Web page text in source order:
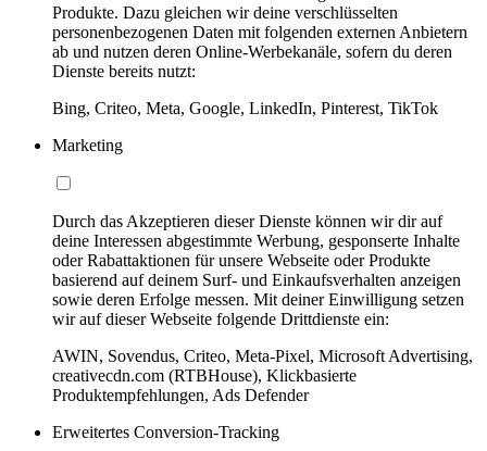
Produkte. Dazu gleichen wir deine verschlüsselten
personenbezogenen Daten mit folgenden externen Anbietern
ab und nutzen deren Online-Werbekanäle, sofern du deren
Dienste bereits nutzt:
Bing, Criteo, Meta, Google, LinkedIn, Pinterest, TikTok
Marketing
Durch das Akzeptieren dieser Dienste können wir dir auf
deine Interessen abgestimmte Werbung, gesponserte Inhalte
oder Rabattaktionen für unsere Webseite oder Produkte
basierend auf deinem Surf- und Einkaufsverhalten anzeigen
sowie deren Erfolge messen. Mit deiner Einwilligung setzen
wir auf dieser Webseite folgende Drittdienste ein:
AWIN, Sovendus, Criteo, Meta-Pixel, Microsoft Advertising,
creativecdn.com (RTBHouse), Klickbasierte
Produktempfehlungen, Ads Defender
Erweitertes Conversion-Tracking